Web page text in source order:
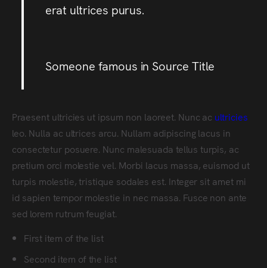
erat ultrices purus.
Someone famous in Source Title
Praesent ultricies ut ipsum non laoreet. Nunc ac ultricies
leo. Nulla ac ultrices arcu. Nullam adipiscing lacus in
consectetur posuere. Nunc malesuada tellus turpis, ac
pretium orci molestie vel. Morbi lacus massa, euismod ut
turpis molestie, tristique sodales est. Integer sit amet mi
id sapien tempor molestie in nec massa. Fusce non ante
sed lorem rutrum feugiat.
First item of the list
Second item of the list